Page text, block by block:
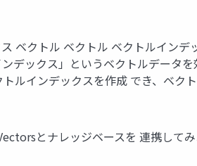
ベクトル ベクトル ベクトルインデ
デックス」というベクトルデータ
ルインデックスを作成 でき、ベク
とナレッジベースを 連携してみ